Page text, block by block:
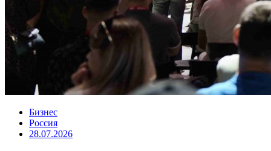
Бизнес
Россия
28.07.2026